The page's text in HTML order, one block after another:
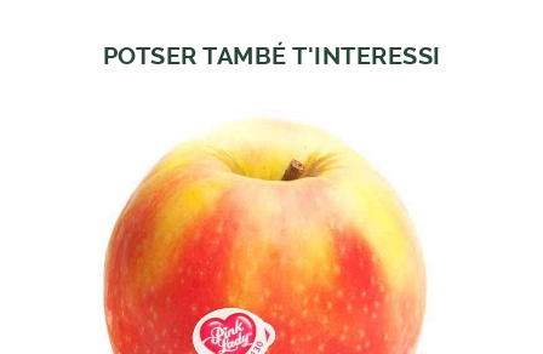
POTSER TAMBÉ T'INTERESSI